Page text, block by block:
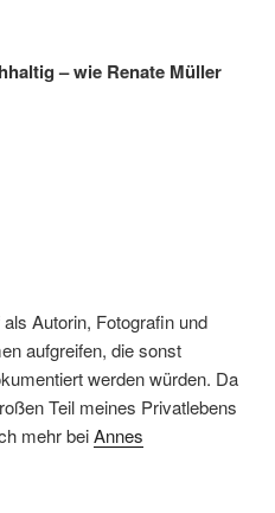
– wie Renate Müller
Autorin, Fotografin und
aufgreifen, die sonst
werden würden. Da
Teil meines Privatlebens
mehr beiAnnes